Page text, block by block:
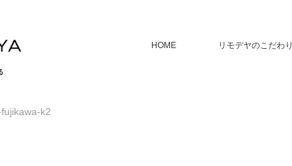
HOME リモデヤのこだわり
k2